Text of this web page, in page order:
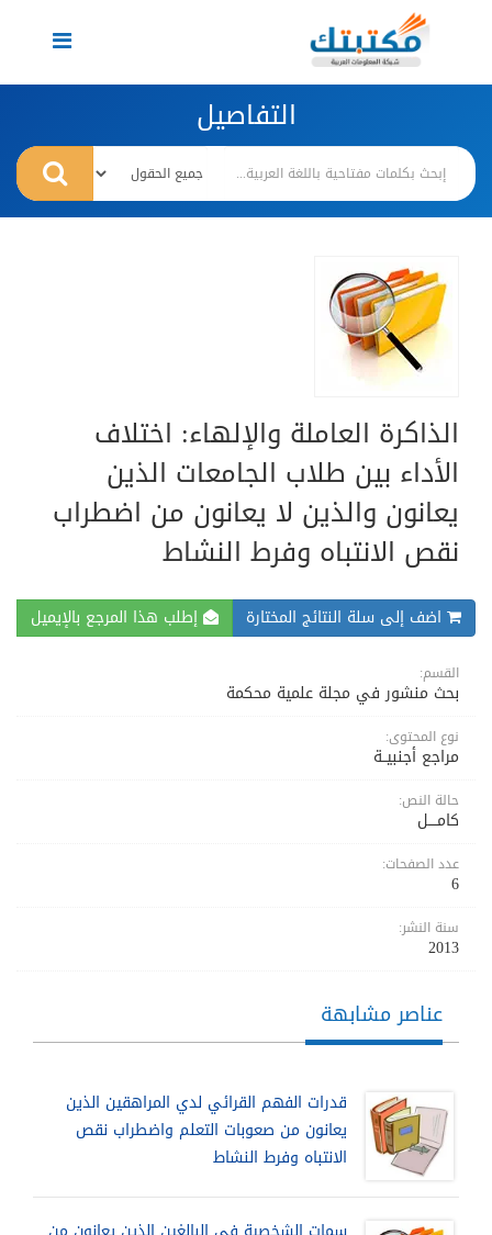
Toggle
navigation
التفاصيل
الذاكرة العاملة والإلهاء: اختلاف
الأداء بين طلاب الجامعات الذين
يعانون والذين لا يعانون من اضطراب
نقص الانتباه وفرط النشاط
اضف إلى سلة النتائج المختارة إطلب هذا المرجع بالإيميل
القسم:
بحث منشور في مجلة علمية محكمة
نوع المحتوى:
مراجع أجنبيــة
حالة النص:
كامــــل
عدد الصفحات:
6
سنة النشر:
2013
عناصر مشابهة
قدرات الفهم القرائي لدي المراهقين الذين
يعانون من صعوبات التعلم واضطراب نقص
الانتباه وفرط النشاط